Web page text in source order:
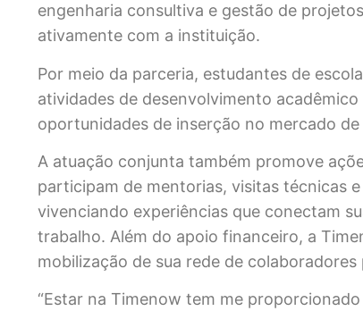
engenharia consultiva e gestão de
ativamente com a instituição.
Por meio da parceria, estudantes de
atividades de desenvolvimento
oportunidades de inserção no mercado
A atuação conjunta também promove
participam de mentorias, visitas técnicas
vivenciando experiências que conectam
trabalho. Além do apoio financeiro, a
mobilização de sua rede de
“Estar na Timenow tem me